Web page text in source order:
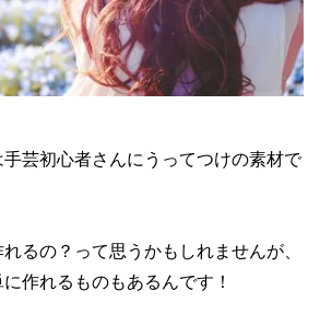
手芸初心者さんにうってつけの素材で
るの？って思うかもしれませんが、
作れるものもあるんです！